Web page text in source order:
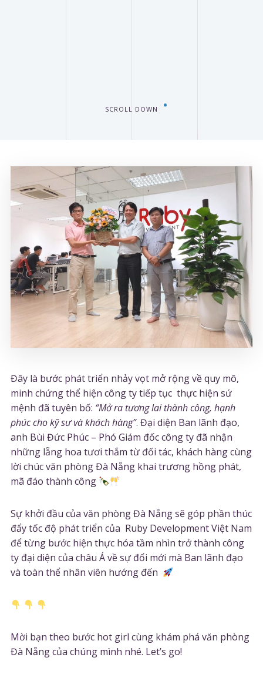
SCROLL DOWN
Đây là bước phát triển nhảy vọt mở rộng về quy mô,
minh chứng thể hiện công ty tiếp tục thực hiện sứ
mệnh đã tuyên bố: “Mở ra tương lai thành công, hạnh
phúc cho kỹ sư và khách hàng”. Đại diện Ban lãnh đạo,
anh Bùi Đức Phúc – Phó Giám đốc công ty đã nhận
những lẵng hoa tươi thắm từ đối tác, khách hàng cùng
lời chúc văn phòng Đà Nẵng khai trương hồng phát,
mã đáo thành công
Sự khởi đầu của văn phòng Đà Nẵng sẽ góp phần thúc
đẩy tốc độ phát triển của Ruby Development Việt Nam
để từng bước hiện thực hóa tầm nhìn trở thành công
ty đại diện của châu Á về sự đổi mới mà Ban lãnh đạo
và toàn thể nhân viên hướng đến
Mời bạn theo bước hot girl cùng khám phá văn phòng
Đà Nẵng của chúng mình nhé. Let’s go!